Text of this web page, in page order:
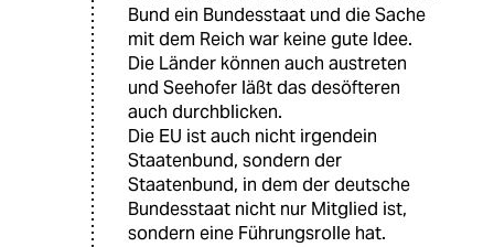
Bund ein Bundesstaat und die Sache
mit dem Reich war keine gute Idee.
Die Länder können auch austreten
und Seehofer läßt das desöfteren
auch durchblicken.
Die EU ist auch nicht irgendein
Staatenbund, sondern der
Staatenbund, in dem der deutsche
Bundesstaat nicht nur Mitglied ist,
sondern eine Führungsrolle hat.